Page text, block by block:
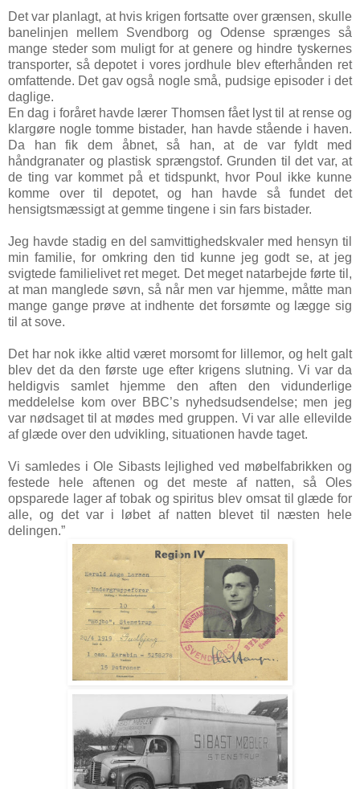
Det var planlagt, at hvis krigen fortsatte over grænsen, skulle
banelinjen mellem Svendborg og Odense sprænges så
mange steder som muligt for at genere og hindre tyskernes
transporter, så depotet i vores jordhule blev efterhånden ret
omfattende. Det gav også nogle små, pudsige episoder i det
daglige.
En dag i foråret havde lærer Thomsen fået lyst til at rense og
klargøre nogle tomme bistader, han havde stående i haven.
Da han fik dem åbnet, så han, at de var fyldt med
håndgranater og plastisk sprængstof. Grunden til det var, at
de ting var kommet på et tidspunkt, hvor Poul ikke kunne
komme over til depotet, og han havde så fundet det
hensigtsmæssigt at gemme tingene i sin fars bistader.
Jeg havde stadig en del samvittighedskvaler med hensyn til
min familie, for omkring den tid kunne jeg godt se, at jeg
svigtede familielivet ret meget. Det meget natarbejde førte til,
at man manglede søvn, så når men var hjemme, måtte man
mange gange prøve at indhente det forsømte og lægge sig
til at sove.
Det har nok ikke altid været morsomt for lillemor, og helt galt
blev det da den første uge efter krigens slutning. Vi var da
heldigvis samlet hjemme den aften den vidunderlige
meddelelse kom over BBC’s nyhedsudsendelse; men jeg
var nødsaget til at mødes med gruppen. Vi var alle ellevilde
af glæde over den udvikling, situationen havde taget.
Vi samledes i Ole Sibasts lejlighed ved møbelfabrikken og
festede hele aftenen og det meste af natten, så Oles
opsparede lager af tobak og spiritus blev omsat til glæde for
alle, og det var i løbet af natten blevet til næsten hele
delingen.”